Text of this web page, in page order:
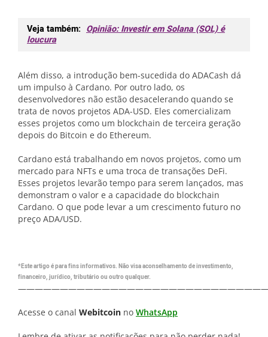
Veja também: Opinião: Investir em Solana (SOL) é
loucura
Além disso, a introdução bem-sucedida do ADACash dá
um impulso à Cardano. Por outro lado, os
desenvolvedores não estão desacelerando quando se
trata de novos projetos ADA-USD. Eles comercializam
esses projetos como um blockchain de terceira geração
depois do Bitcoin e do Ethereum.
Cardano está trabalhando em novos projetos, como um
mercado para NFTs e uma troca de transações DeFi.
Esses projetos levarão tempo para serem lançados, mas
demonstram o valor e a capacidade do blockchain
Cardano. O que pode levar a um crescimento futuro no
preço ADA/USD.
*Este artigo é para fins informativos. Não visa aconselhamento de investimento,
financeiro, jurídico, tributário ou outro qualquer.
Acesse o canal Webitcoin no WhatsApp